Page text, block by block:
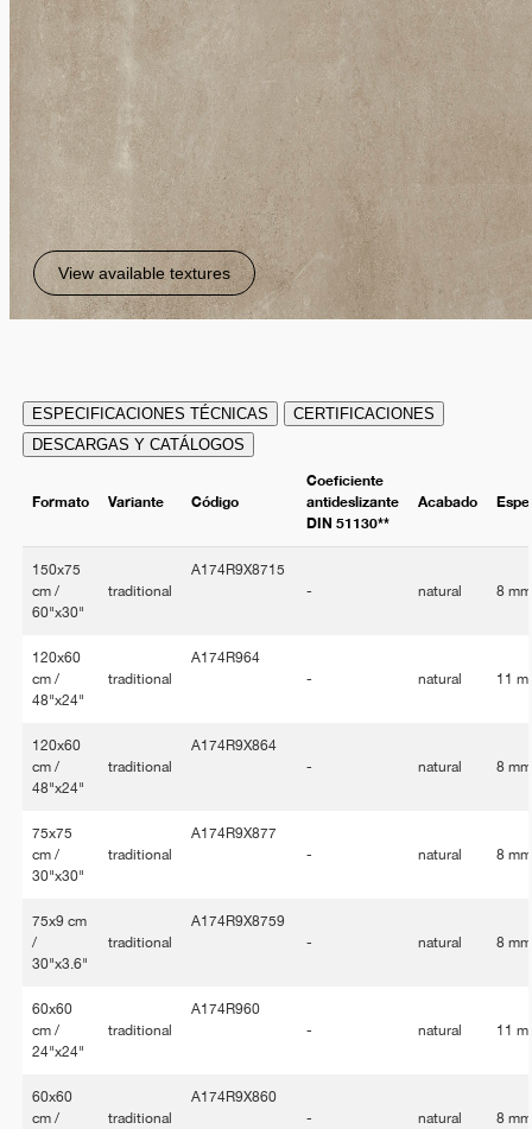
View available textures
ESPECIFICACIONES TÉCNICAS
CERTIFICACIONES
DESCARGAS Y CATÁLOGOS
Formato Variante Código
Coeficiente
antideslizante
DIN 51130**
Acabado
150x75
cm /
60"x30"
traditional
A174R9X8715
-
natural 8 mm
120x60
cm /
48"x24"
traditional
A174R964
-
natural 11
120x60
cm /
48"x24"
traditional
A174R9X864
-
natural 8 mm
75x75
cm /
30"x30"
traditional
A174R9X877
-
natural 8 mm
75x9 cm
/
30"x3.6"
traditional
A174R9X8759
-
natural 8 mm
60x60
cm /
24"x24"
traditional
A174R960
-
natural 11
60x60
cm /
traditional
A174R9X860
-
natural 8 mm